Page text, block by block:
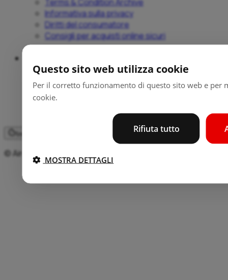
Informativa sulla privacy
Diritti del consumatore
Consigli per acquisti online sicuri
Aiuto e guide
Sedi
Commissioni
Impostazioni cookie
© Aircash d.o.o 2026. Tutti i diritti riservati.
Questo sito web utilizza cookie
Per il corretto funzionamento di questo sito web e per
cookie.
Rifiuta tutto
MOSTRA DETTAGLI